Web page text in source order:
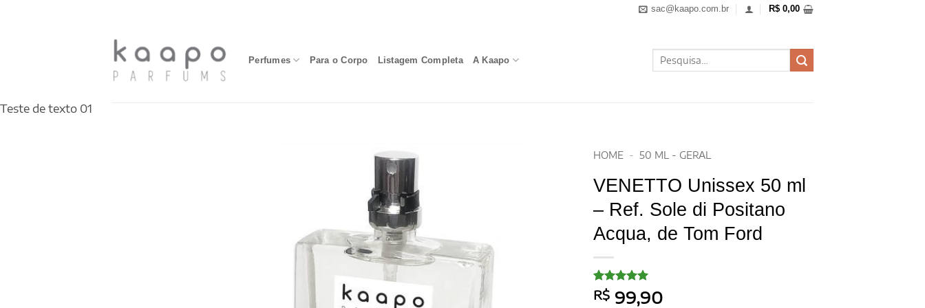
sac@kaapo.com.br R$ 0,00
Perfumes Para o Corpo Listagem Completa A Kaapo
Pesquisar
por:
Teste de texto 01
HOME - 50 ML - GERAL
VENETTO Unissex 50 ml
– Ref. Sole di Positano
Acqua, de Tom Ford
Avaliado
como5de
37
R$ 99,90